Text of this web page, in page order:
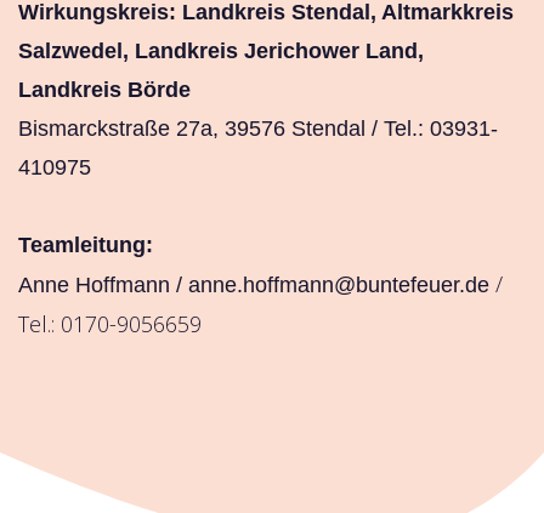
Wirkungskreis: Landkreis Stendal, Altmarkkreis
Salzwedel, Landkreis Jerichower Land,
Landkreis Börde
Bismarckstraße 27a, 39576 Stendal / Tel.: 03931-
410975
Teamleitung:
Anne Hoffmann / anne.hoffmann@buntefeuer.de /
Tel.: 0170-9056659